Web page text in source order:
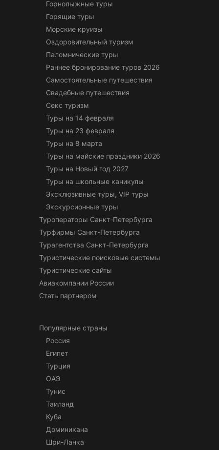
Горнолыжные туры
Горящие туры
Морские круизы
Оздоровительный туризм
Паломнические туры
Раннее бронирование туров 2026
Самостоятельные путешествия
Свадебные путешествия
Секс туризм
Туры на 14 февраля
Туры на 23 февраля
Туры на 8 марта
Туры на майские праздники 2026
Туры на Новый год 2027
Туры на школьные каникулы
Эксклюзивные туры, VIP туры
Экскурсионные туры
Туроператоры Санкт-Петербурга
Турфирмы Санкт-Петербурга
Турагентства Санкт-Петербурга
Туристические поисковые системы
Туристические сайты
Авиакомпании России
Стать партнером
Популярные страны
Россия
Египет
Турция
ОАЭ
Тунис
Таиланд
Куба
Доминикана
Шри-Ланка